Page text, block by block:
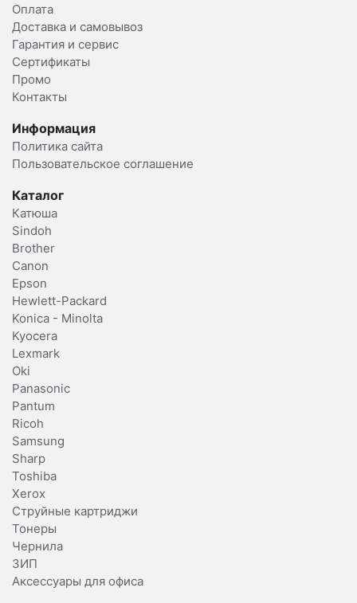
Оплата
Доставка и самовывоз
Гарантия и сервис
Сертификаты
Промо
Контакты
Информация
Политика сайта
Пользовательское соглашение
Каталог
Катюша
Sindoh
Brother
Canon
Epson
Hewlett-Packard
Konica - Minolta
Kyocera
Lexmark
Oki
Panasonic
Pantum
Ricoh
Samsung
Sharp
Toshiba
Xerox
Струйные картриджи
Тонеры
Чернила
ЗИП
Аксессуары для офиса